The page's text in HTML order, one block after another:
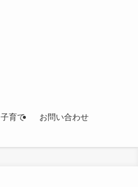
子育て お問い合わせ